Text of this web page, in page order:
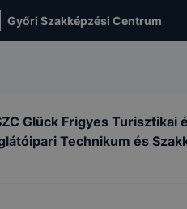
Győri Szakképzési Centrum
Glück Frigyes Turisztikai
Technikum és